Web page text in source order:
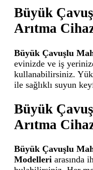
Büyük
Arıtma
Büyük Çavuşlu
evinizde ve iş
kullanabilirsiniz.
ile sağlıklı suyun
Büyük
Arıtma
Büyük Çavuşlu
Modelleri arasında